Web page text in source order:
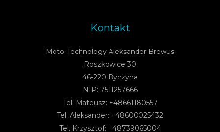
Kontakt
Moto-Technology Aleksander Brewus
Roszkowice 30
46-220 Byczyna
NIP: 7511257666
Tel. Mateusz: +48661180557
Tel. Aleksander: +48600025432
Tel. Krzysztof: +48739065004